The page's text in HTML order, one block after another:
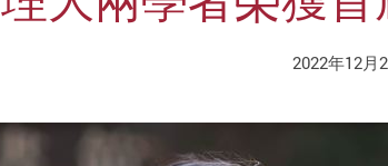
2022年12月